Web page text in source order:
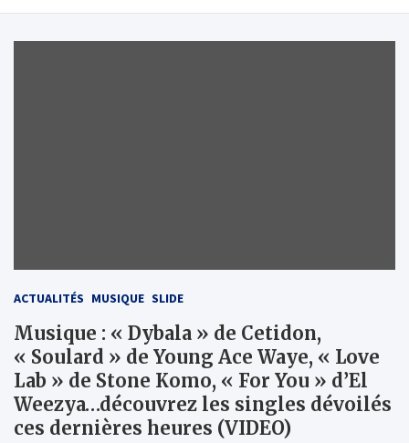
ACTUALITÉS MUSIQUE SLIDE
Musique : « Dybala » de Cetidon,
« Soulard » de Young Ace Waye, « Love
Lab » de Stone Komo, « For You » d’El
Weezya…découvrez les singles dévoilés
ces dernières heures (VIDEO)